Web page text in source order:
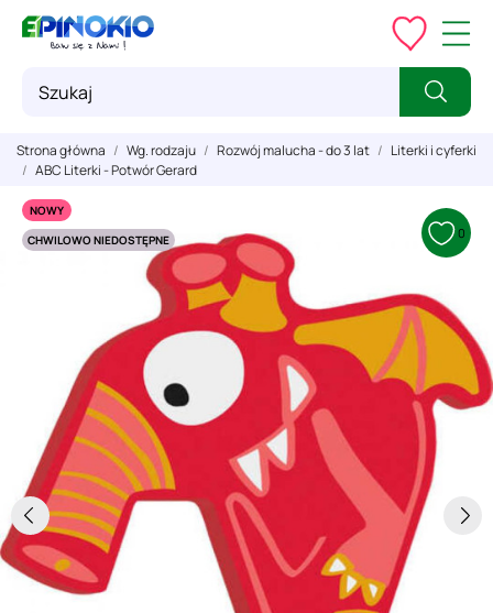
Strona główna Wg. rodzaju Rozwój malucha - do 3 lat
Literki i cyferki
ABC Literki - Potwór Gerard
NOWY
CHWILOWO NIEDOSTĘPNE
0